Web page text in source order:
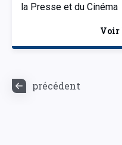
la Presse et du Cinéma
Voir
précédent